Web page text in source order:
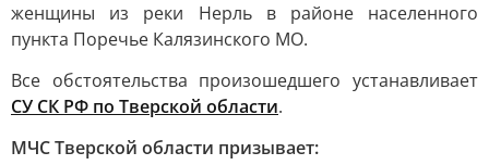
женщины из реки Нерль в районе населенного
пункта Поречье Калязинского МО.
Все обстоятельства произошедшего устанавливает
СУ СК РФ по Тверской области.
МЧС Тверской области призывает: